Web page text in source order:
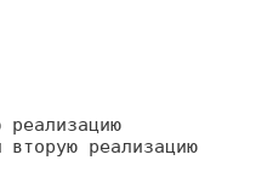
реализацию
вторую реализацию